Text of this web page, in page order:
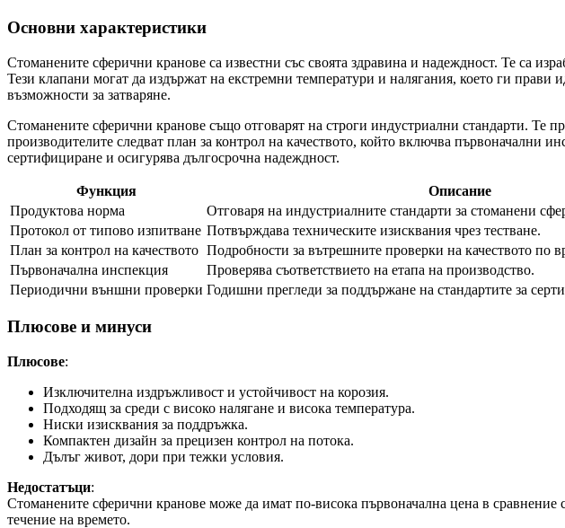
Основни характеристики
Стоманените сферични кранове са известни със своята здравина и надеждност. Те са
Тези клапани могат да издържат на екстремни температури и налягания, което ги
възможности за затваряне.
Стоманените сферични кранове също отговарят на строги индустриални стандарти. Те
производителите следват план за контрол на качеството, който включва първоначални
сертифициране и осигурява дългосрочна надеждност.
Функция
Описание
Продуктова норма
Отговаря на индустриалните стандарти за стоманени
Протокол от типово изпитване Потвърждава техническите изисквания чрез тестване.
План за контрол на качеството Подробности за вътрешните проверки на качеството по
Първоначална инспекция
Проверява съответствието на етапа на производство.
Периодични външни проверки Годишни прегледи за поддържане на стандартите за
Плюсове и минуси
Плюсове:
Изключителна издръжливост и устойчивост на корозия.
Подходящ за среди с високо налягане и висока температура.
Ниски изисквания за поддръжка.
Компактен дизайн за прецизен контрол на потока.
Дълъг живот, дори при тежки условия.
Недостатъци:
Стоманените сферични кранове може да имат по-висока първоначална цена в
течение на времето.